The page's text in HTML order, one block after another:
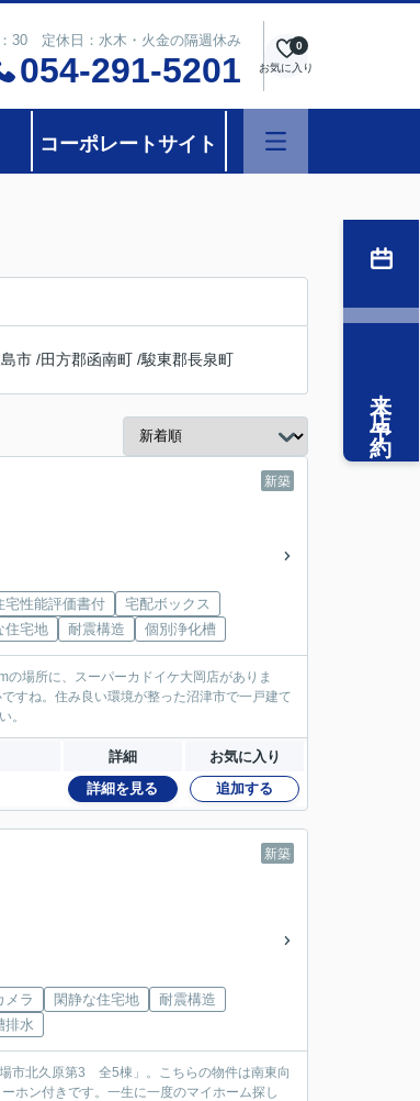
30 定休日：水木・火金の隔週休み
054-291-5201 お気に入り
0
コーポレートサイト
市 /田方郡函南町 /駿東郡長泉町
新築
宅性能評価書付
宅配ボックス
住宅地
耐震構造 個別浄化槽
場所に、スーパーカドイケ大岡店がありま
すね。住み良い環境が整った沼津市で一戸建て
。
詳細 お気に入り
詳細を見る 追加する
新築
メラ 閑静な住宅地
耐震構造
排水
市北久原第3 全5棟」。こちらの物件は南東向
ホン付きです。一生に一度のマイホーム探し
来店予約